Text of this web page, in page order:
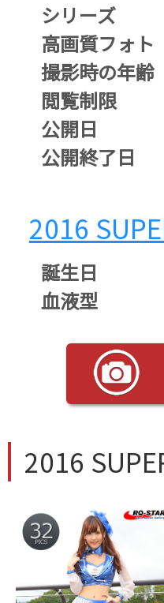
シリーズ
高画質フォト
撮影時の年齢
閲覧制限
公開日
公開終了日
2016
誕生日
血液型
2016